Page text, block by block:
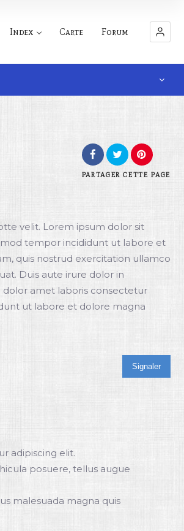
Index Carte Forum
PARTAGER CETTE PAGE
velit. Lorem ipsum dolor sit
tempor incididunt ut labore et
quis nostrud exercitation ullamco
Duis aute irure dolor in
amet laboris consectetur
ut labore et dolore magna
Signaler
adipiscing elit.
posuere, tellus augue
malesuada magna quis